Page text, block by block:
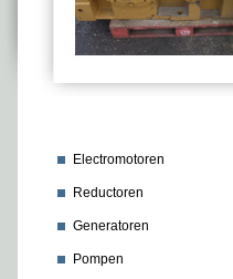
Electromotoren
Reductoren
Generatoren
Pompen